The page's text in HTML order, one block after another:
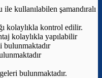
kullanılabilen şamandıralı
kolaylıkla kontrol edilir.
kolaylıkla yapılabilir
bulunmaktadır.